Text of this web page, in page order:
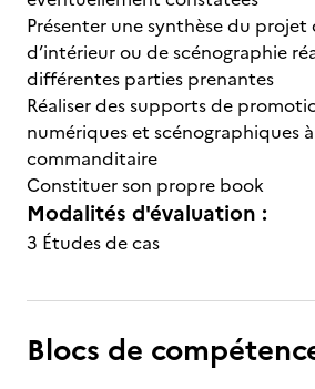
Présenter une synthèse du projet
d’intérieur ou de scénographie
différentes parties prenantes
Réaliser des supports de
numériques et scénographiques à
commanditaire
Constituer son propre book
Modalités d'évaluation :
3 Études de cas
Blocs de